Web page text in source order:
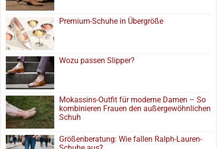
Premium-Schuhe in Übergröße
Wozu passen Slipper?
Mokassins-Outfit für moderne Damen – So
kombinieren Frauen den außergewöhnlichen
Schuh
Größenberatung: Wie fallen Ralph-Lauren-